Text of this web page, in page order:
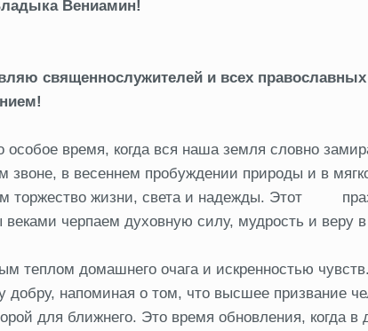
Вениамин!
священнослужителей и всех
время, когда вся наша земля словно
звоне, в весеннем пробуждении природы и в
торжество жизни, света и надежды. Этот
веками черпаем духовную силу, мудрость и веру
теплом домашнего очага и искренностью
добру, напоминая о том, что высшее призвание
для ближнего. Это время обновления, когда в